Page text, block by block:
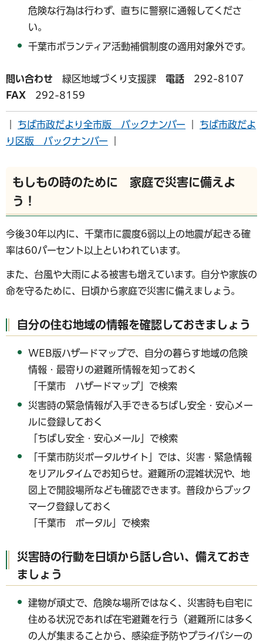
危険な行為は行わず、直ちに警察に通報してくださ
い。
千葉市ボランティア活動補償制度の適用対象外です。
問い合わせ 緑区地域づくり支援課 電話 292-8107
FAX 292-8159
ちば市政だより全市版 バックナンバー
ちば市政だよ
り区版 バックナンバー
もしもの時のために 家庭で災害に備えよ
う！
今後30年以内に、千葉市に震度6弱以上の地震が起きる確
率は60パーセント以上といわれています。
また、台風や大雨による被害も増えています。自分や家族の
命を守るために、日頃から家庭で災害に備えましょう。
自分の住む地域の情報を確認しておきましょう
WEB版ハザードマップで、自分の暮らす地域の危険
情報・最寄りの避難所情報を知っておく
「千葉市 ハザードマップ」で検索
災害時の緊急情報が入手できるちばし安全・安心メー
ルに登録しておく
「ちばし安全・安心メール」で検索
「千葉市防災ポータルサイト」では、災害・緊急情報
をリアルタイムでお知らせ。避難所の混雑状況や、地
図上で開設場所なども確認できます。普段からブック
マーク登録しておく
「千葉市 ポータル」で検索
災害時の行動を日頃から話し合い、備えておき
ましょう
建物が頑丈で、危険な場所ではなく、災害時も自宅に
住める状況であれば在宅避難を行う（避難所には多く
の人が集まることから、感染症予防やプライバシーの